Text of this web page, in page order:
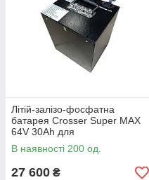
Літій-залізо-фосфатна
батарея Crosser Super MAX
64V 30Ah для
електротранспорту 4653
В наявності 200 од.
27 600 ₴